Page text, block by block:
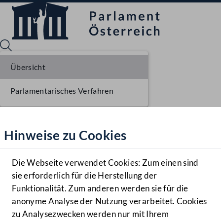
Hilfe
Benutzer
Navigationsmenü öffnen
MENÜ
Hinweise zu Cookies
Die Webseite verwendet Cookies: Zum einen sind
sie erforderlich für die Herstellung der
Funktionalität. Zum anderen werden sie für die
anonyme Analyse der Nutzung verarbeitet. Cookies
zu Analysezwecken werden nur mit Ihrem
Übersicht
Parlamentarisches Verfahren